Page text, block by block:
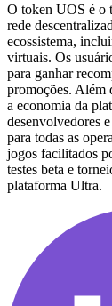
O token UOS é o
rede
ecossistema,
virtuais. Os
para ganhar
promoções. Além
a economia da
desenvolvedores
para todas as
jogos facilitados
testes beta e
plataforma Ultra.